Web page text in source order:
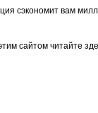
сэкономит вам
сайтом читайте